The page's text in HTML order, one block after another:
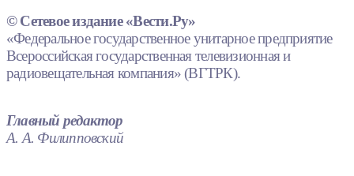
© Сетевое издание «Вести.Ру»
«Федеральное государственное унитарное предприятие
Всероссийская государственная телевизионная и
радиовещательная компания» (ВГТРК).
Главный редактор
А. А. Филипповский